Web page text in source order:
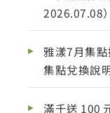
2026.07.08
雅漾7月集
集點兌換說
滿千送 100